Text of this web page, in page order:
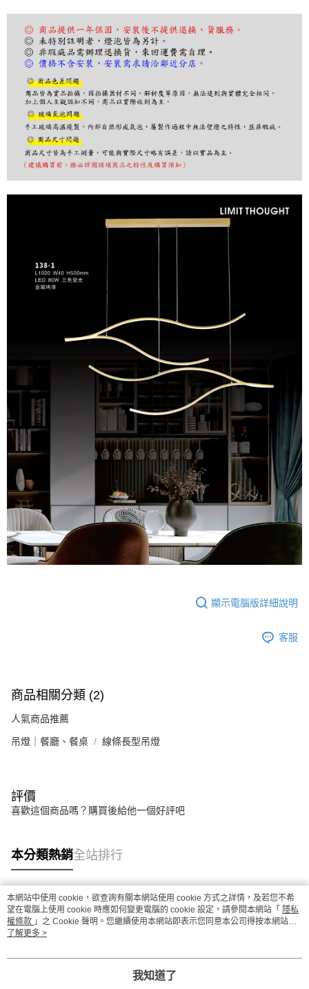
２．訂單成立數日內，您將收到繳費通知簡訊。
３．收到繳費通知簡訊後14天內，點擊此簡訊中的連結，可透過四大超商／
ATM／網路銀行／等多元方式進行付款，方視為交易完成。
※ 請注意：結帳手續完成當下不需立刻繳費，但若您需要取消訂單，請聯絡
購買商品的店家。未經商家同意取消之訂單仍視為有效，需透過AFTEE先享
後付繳納相關費用。
※ 交易是否成功請以「AFTEE先享後付 」之結帳頁面顯示為準，若有關於
是否繳費成功／繳費後需取消欲退款等相關疑問，請聯繫「AFTEE先享後付
客戶支援中心」https://netprotections.freshdesk.com/support/home
【注意事項】
１．透過由恩沛科技股份有限公司提供之「AFTEE先享後付」服務完成之交
易，需依本服務之必要範圍內提供個人資料，並將交易相關給付款項請求債
３．未成年的使用者請事先徵得法定代理人或監護人之同意方可使用
「AFTEE先享後付」，若未經同意申辦者引起之損失，本公司不負相關責
４．使用「AFTEE先享後付」時，將依據個別帳號之用戶狀況，依本公司即
時審查核予不同之上限額度；若仍有額度不足之情形，本公司將視審查結果
請求用戶進行身份認證。
５．嚴禁一人註冊多個帳號或使用他人資訊註冊。若發現惡意使用之情形，
恩沛科技股份有限公司將有權停止該用戶之使用額度並採取法律行動。
顯示電腦版詳細說明
客服
商品相關分類 (2)
人氣商品推薦
吊燈｜餐廳、餐桌 線條長型吊燈
評價
喜歡這個商品嗎？購買後給他一個好評吧
本分類熱銷全站排行
熱門標籤
本網站中使用 cookie，欲查詢有關本網站使用 cookie 方式之詳情，及若您不希
望在電腦上使用 cookie 時應如何變更電腦的 cookie 設定，請參閱本網站「 隱私
權條款 」之 Cookie 聲明。您繼續使用本網站即表示您同意本公司得按本網站使
用條款之 Cookie 聲明使用 cookie。
了解更多 >
我知道了